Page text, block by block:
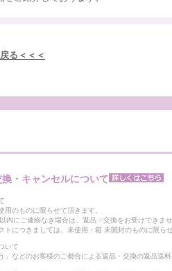
る＜＜＜
・キャンセルについて
用のものに限らせて頂きます。
内にご連絡なき場合は、返品・交換をお受けできま
トにつきましては、未使用・箱 未開封のものに限らせ
いて
」などのお客様のご都合による返品・交換の返品送